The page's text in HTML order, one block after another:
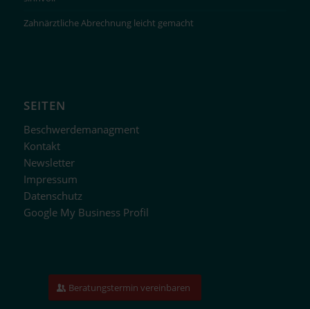
Beratungstermin vereinbaren
Zahnärztliche Abrechnung leicht gemacht
SEITEN
Beschwerdemanagment
Kontakt
Newsletter
Impressum
Datenschutz
Google My Business Profil